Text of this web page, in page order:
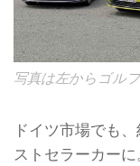
写真は左からゴル
ドイツ市場でも
ストセラーカーに